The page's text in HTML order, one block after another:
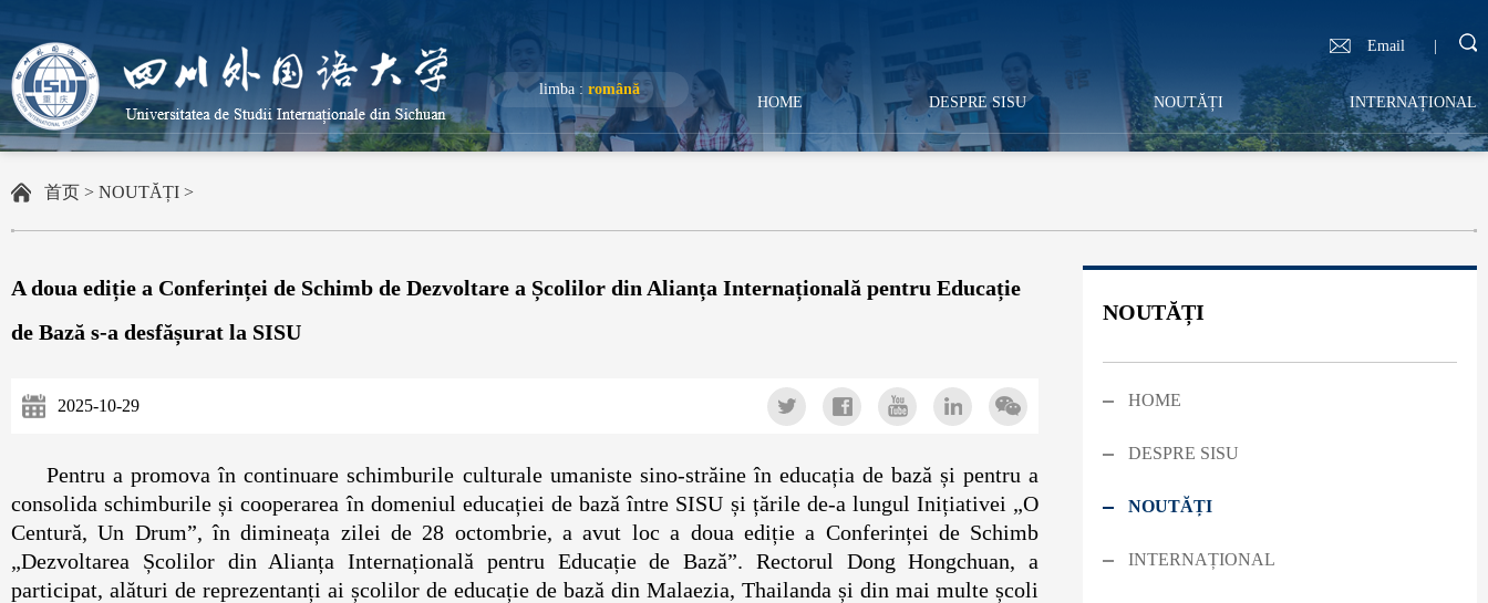
limba : română
Email |
HOME DESPRE SISU NOUTĂȚI INTERNAȚIONAL
首页 > NOUTĂȚI >
A doua ediție a Conferinței de Schimb de Dezvoltare a Școlilor din Alianța Internațională pentru Educație
de Bază s-a desfășurat la SISU
2025-10-29
Pentru a promova în continuare schimburile culturale umaniste sino-străine în educația de bază și pentru a
consolida schimburile și cooperarea în domeniul educației de bază între SISU și țările de-a lungul Inițiativei „O
Centură, Un Drum”, în dimineața zilei de 28 octombrie, a avut loc a doua ediție a Conferinței de Schimb
„Dezvoltarea Școlilor din Alianța Internațională pentru Educație de Bază”. Rectorul Dong Hongchuan, a
participat, alături de reprezentanți ai școlilor de educație de bază din Malaezia, Thailanda și din mai multe școli
NOUTĂȚI
HOME
DESPRE SISU
NOUTĂȚI
INTERNAȚIONAL